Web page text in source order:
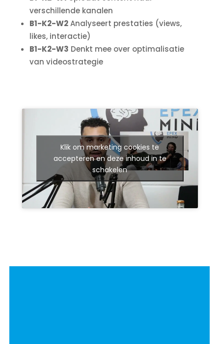
verschillende kanalen
B1-K2-W2Analyseert prestaties (views,
likes, interactie)
B1-K2-W3 Denkt mee over optimalisatie
van videostrategie
Klik om marketing cookies te
accepteren en deze inhoud in te
schakelen